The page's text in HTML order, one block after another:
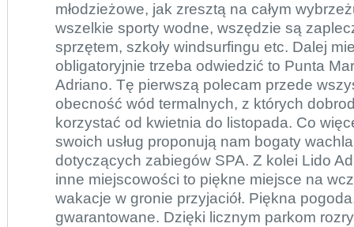
młodzieżowe, jak zresztą na całym
wszelkie sporty wodne, wszędzie są
sprzętem, szkoły windsurfingu etc. Dalej
obligatoryjnie trzeba odwiedzić to Punta
Adriano. Tę pierwszą polecam przede
obecność wód termalnych, z których
korzystać od kwietnia do listopada. Co
swoich usług proponują nam bogaty
dotyczących zabiegów SPA. Z kolei Lido
inne miejscowości to piękne miejsce na
wakacje w gronie przyjaciół. Piękna
gwarantowane. Dzięki licznym parkom